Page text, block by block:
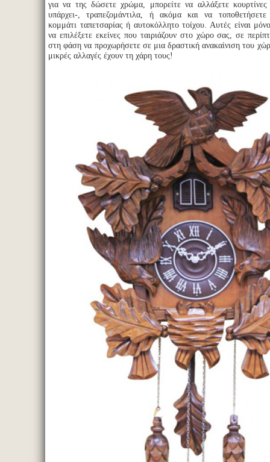
για να της δώσετε χρώμα, μπορείτε να αλλάξετε
υπάρχει-, τραπεζομάντιλα, ή ακόμα και να τοποθετήσετε
κομμάτι ταπετσαρίας ή αυτοκόλλητο τοίχου. Αυτές είναι
να επιλέξετε εκείνες που ταιριάζουν στο χώρο σας, σε
στη φάση να προχωρήσετε σε μια δραστική ανακαίνιση του
μικρές αλλαγές έχουν τη χάρη τους!